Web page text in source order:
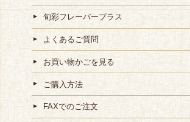
旬彩フレーバープラス
よくあるご質問
お買い物かごを見る
ご購入方法
FAXでのご注文